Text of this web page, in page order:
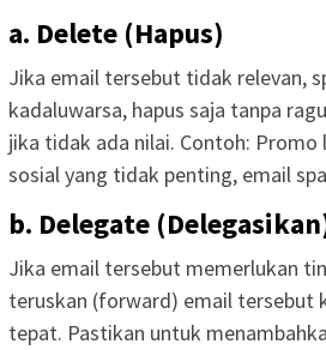
a. Delete (Hapus)
Jika email tersebut tidak relevan,
kadaluwarsa, hapus saja tanpa
jika tidak ada nilai. Contoh:
sosial yang tidak penting, email
b. Delegate
Jika email tersebut memerlukan
teruskan (forward) email tersebut
tepat. Pastikan untuk